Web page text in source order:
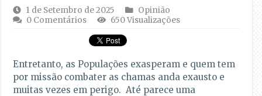
1 de Setembro de 2025
Opinião
0 Comentários
650 Visualizações
Entretanto, as Populações exasperam e quem tem
por missão combater as chamas anda exausto e
muitas vezes em perigo. Até parece uma